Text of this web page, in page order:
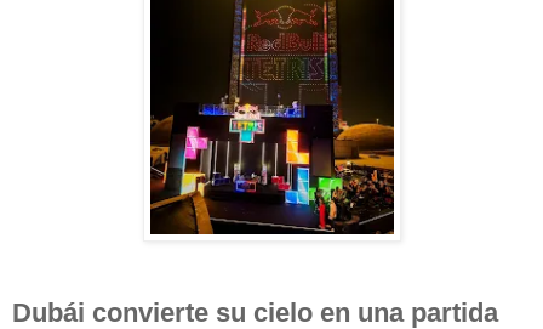
Dubái convierte su cielo en una partida